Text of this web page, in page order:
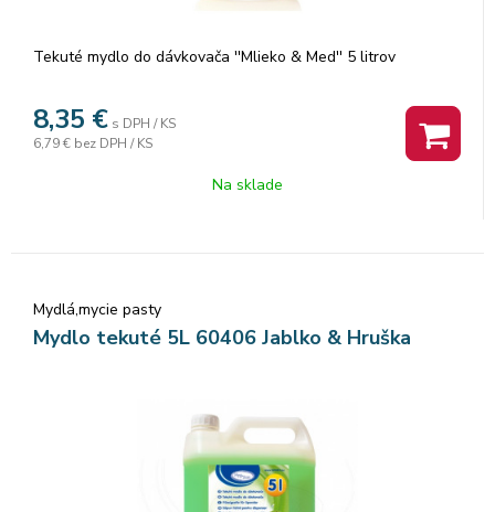
Tekuté mydlo do dávkovača ''Mlieko & Med'' 5 litrov
8,35 € s DPH / KS
6,79 € bez DPH / KS
Na sklade
Mydlá,mycie pasty
Mydlo tekuté 5L 60406 Jablko & Hruška